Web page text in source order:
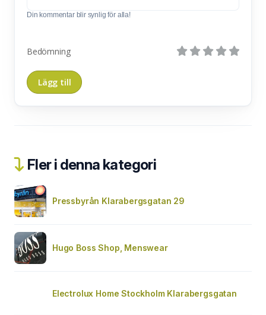
Din kommentar blir synlig för alla!
Bedömning
Fler i denna kategori
Pressbyrån Klarabergsgatan 29
Hugo Boss Shop, Menswear
Electrolux Home Stockholm Klarabergsgatan